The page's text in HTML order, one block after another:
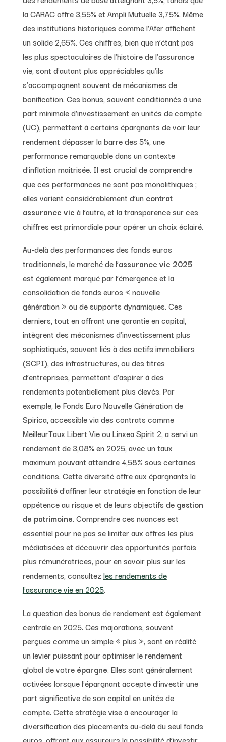
la CARAC offre 3,55% et Ampli Mutuelle 3,75%. Même
des institutions historiques comme l’Afer affichent
un solide 2,65%. Ces chiffres, bien que n’étant pas
les plus spectaculaires de l’histoire de l’assurance
vie, sont d’autant plus appréciables qu’ils
s’accompagnent souvent de mécanismes de
bonification. Ces bonus, souvent conditionnés à une
part minimale d’investissement en unités de compte
(UC), permettent à certains épargnants de voir leur
rendement dépasser la barre des 5%, une
performance remarquable dans un contexte
d’inflation maîtrisée. Il est crucial de comprendre
que ces performances ne sont pas monolithiques ;
elles varient considérablement d’un contrat
assurance vie à l’autre, et la transparence sur ces
chiffres est primordiale pour opérer un choix éclairé.
Au-delà des performances des fonds euros
traditionnels, le marché de l’assurance vie 2025
est également marqué par l’émergence et la
consolidation de fonds euros « nouvelle
génération » ou de supports dynamiques. Ces
derniers, tout en offrant une garantie en capital,
intègrent des mécanismes d’investissement plus
sophistiqués, souvent liés à des actifs immobiliers
(SCPI), des infrastructures, ou des titres
d’entreprises, permettant d’aspirer à des
rendements potentiellement plus élevés. Par
exemple, le Fonds Euro Nouvelle Génération de
Spirica, accessible via des contrats comme
MeilleurTaux Libert Vie ou Linxea Spirit 2, a servi un
rendement de 3,08% en 2025, avec un taux
maximum pouvant atteindre 4,58% sous certaines
conditions. Cette diversité offre aux épargnants la
possibilité d’affiner leur stratégie en fonction de leur
appétence au risque et de leurs objectifs de gestion
de patrimoine. Comprendre ces nuances est
essentiel pour ne pas se limiter aux offres les plus
médiatisées et découvrir des opportunités parfois
plus rémunératrices, pour en savoir plus sur les
rendements, consultez les rendements de
l’assurance vie en 2025.
La question des bonus de rendement est également
centrale en 2025. Ces majorations, souvent
perçues comme un simple « plus », sont en réalité
un levier puissant pour optimiser le rendement
global de votre épargne. Elles sont généralement
activées lorsque l’épargnant accepte d’investir une
part significative de son capital en unités de
compte. Cette stratégie vise à encourager la
diversification des placements au-delà du seul fonds